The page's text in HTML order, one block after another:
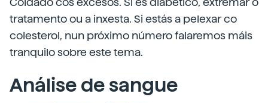
tratamento ou a inxesta. Si estás a pelexar co
colesterol, nun próximo número falaremos máis
tranquilo sobre este tema.
Análise de sangue